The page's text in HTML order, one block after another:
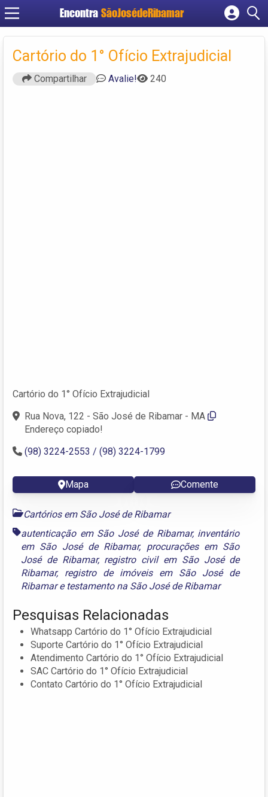
Encontra SãoJosédeRibamar
Cadastrar empresa
Fazer login
Criar conta
Cartório do 1° Ofício Extrajudicial
Compartilhar Avalie! 240
Cartório do 1° Ofício Extrajudicial
Rua Nova, 122 - São José de Ribamar - MA
Endereço copiado!
(98) 3224-2553 / (98) 3224-1799
Mapa Comente
Cartórios em São José de Ribamar
autenticação em São José de Ribamar, inventário
em São José de Ribamar, procurações em São
José de Ribamar, registro civil em São José de
Ribamar, registro de imóveis em São José de
Ribamare testamento na São José de Ribamar
Pesquisas Relacionadas
Whatsapp Cartório do 1° Ofício Extrajudicial
Suporte Cartório do 1° Ofício Extrajudicial
Atendimento Cartório do 1° Ofício Extrajudicial
SAC Cartório do 1° Ofício Extrajudicial
Contato Cartório do 1° Ofício Extrajudicial